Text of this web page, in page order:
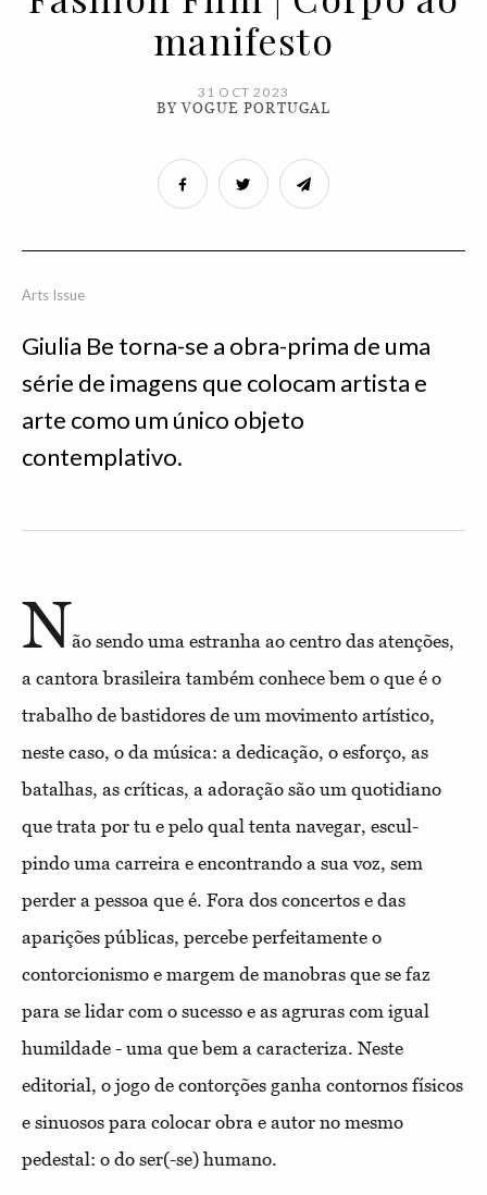
manifesto
31 OCT 2023
BY VOGUE PORTUGAL
Arts Issue
Giulia Be torna-se a obra-prima de uma
série de imagens que colocam artista e
arte como um único objeto
contemplativo.
Não sendo uma estranha ao centro das atenções,
a cantora brasileira também conhece bem o que é o
trabalho de bastidores de um movimento artístico,
neste caso, o da música: a dedicação, o esforço, as
batalhas, as críticas, a adoração são um quotidiano
que trata por tu e pelo qual tenta navegar, escul-
pindo uma carreira e encontrando a sua voz, sem
perder a pessoa que é. Fora dos concertos e das
aparições públicas, percebe perfeitamente o
contorcionismo e margem de manobras que se faz
para se lidar com o sucesso e as agruras com igual
humildade - uma que bem a caracteriza. Neste
editorial, o jogo de contorções ganha contornos físicos
e sinuosos para colocar obra e autor no mesmo
pedestal: o do ser(-se) humano.